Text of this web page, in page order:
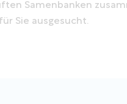
Samenbanken
Sie ausgesucht.